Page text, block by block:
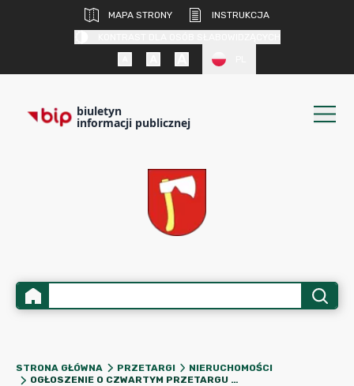
MAPA STRONY
INSTRUKCJA
biuletyn
informacji publicznej
STRONA GŁÓWNA PRZETARGI
NIERUCHOMOŚCI
OGŁOSZENIE O CZWARTYM PRZETARGU USTNYM NIEOGRANICZONYM NA SPRZEDAŻ NIERUCHOMOŚCI DZ. 500 KRAJENKA OBR. 84